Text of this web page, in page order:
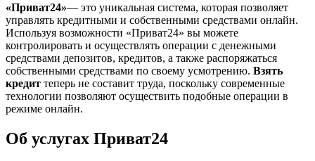
«Приват24»— это уникальная система, которая позволяет
управлять кредитными и собственными средствами онлайн.
Используя возможности «Приват24» вы можете
контролировать и осуществлять операции с денежными
средствами депозитов, кредитов, а также распоряжаться
собственными средствами по своему усмотрению. Взять
кредит теперь не составит труда, поскольку современные
технологии позволяют осуществить подобные операции в
режиме онлайн.
Об услугах Приват24